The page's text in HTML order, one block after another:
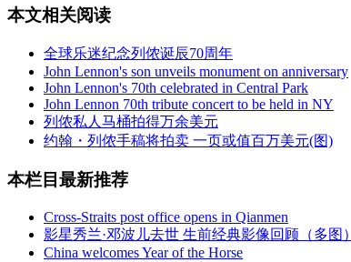
本文相关阅读
全球乐迷纪念列侬诞辰70周年
John Lennon's son unveils monument on anniversary
John Lennon's 70th celebrated in Central Park
John Lennon 70th tribute concert to be held in NY
列侬私人马桶拍得万余美元
约翰・列侬手稿将拍卖 一页或值百万美元(图)
本栏目最新推荐
Cross-Straits post office opens in Qianmen
影星秀兰·邓波儿去世 生前经典影像回顾（多图）
China welcomes Year of the Horse